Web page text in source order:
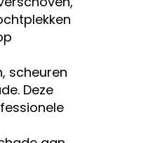
scheuren
Deze